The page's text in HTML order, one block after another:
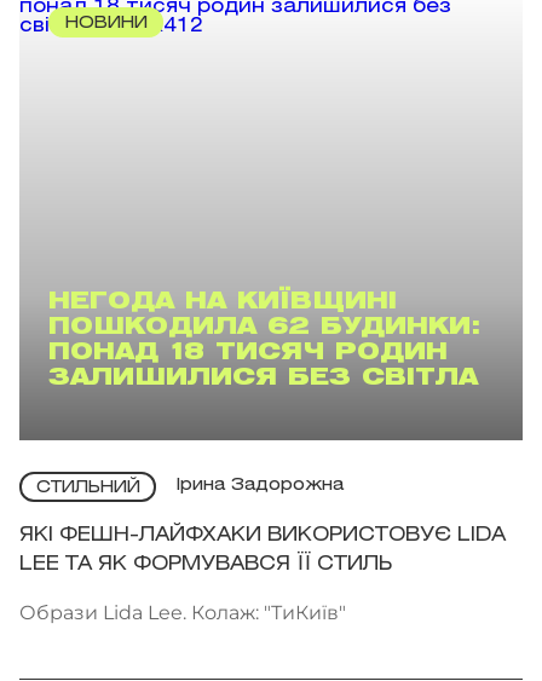
НОВИНИ
НЕГОДА НА КИЇВЩИНІ
ПОШКОДИЛА 62 БУДИНКИ:
ПОНАД 18 ТИСЯЧ РОДИН
ЗАЛИШИЛИСЯ БЕЗ СВІТЛА
СТИЛЬНИЙ Ірина Задорожна
ЯКІ ФЕШН-ЛАЙФХАКИ ВИКОРИСТОВУЄ LIDA
LEE ТА ЯК ФОРМУВАВСЯ ЇЇ СТИЛЬ
Образи Lida Lee. Колаж: "ТиКиїв"